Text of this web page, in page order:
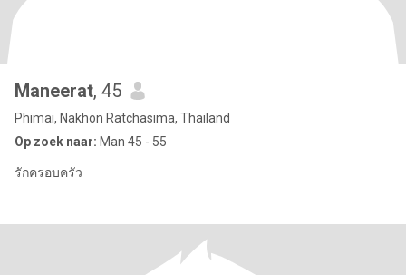
Maneerat, 45
Phimai, Nakhon Ratchasima, Thailand
Op zoek naar: Man 45 - 55
รักครอบครัว